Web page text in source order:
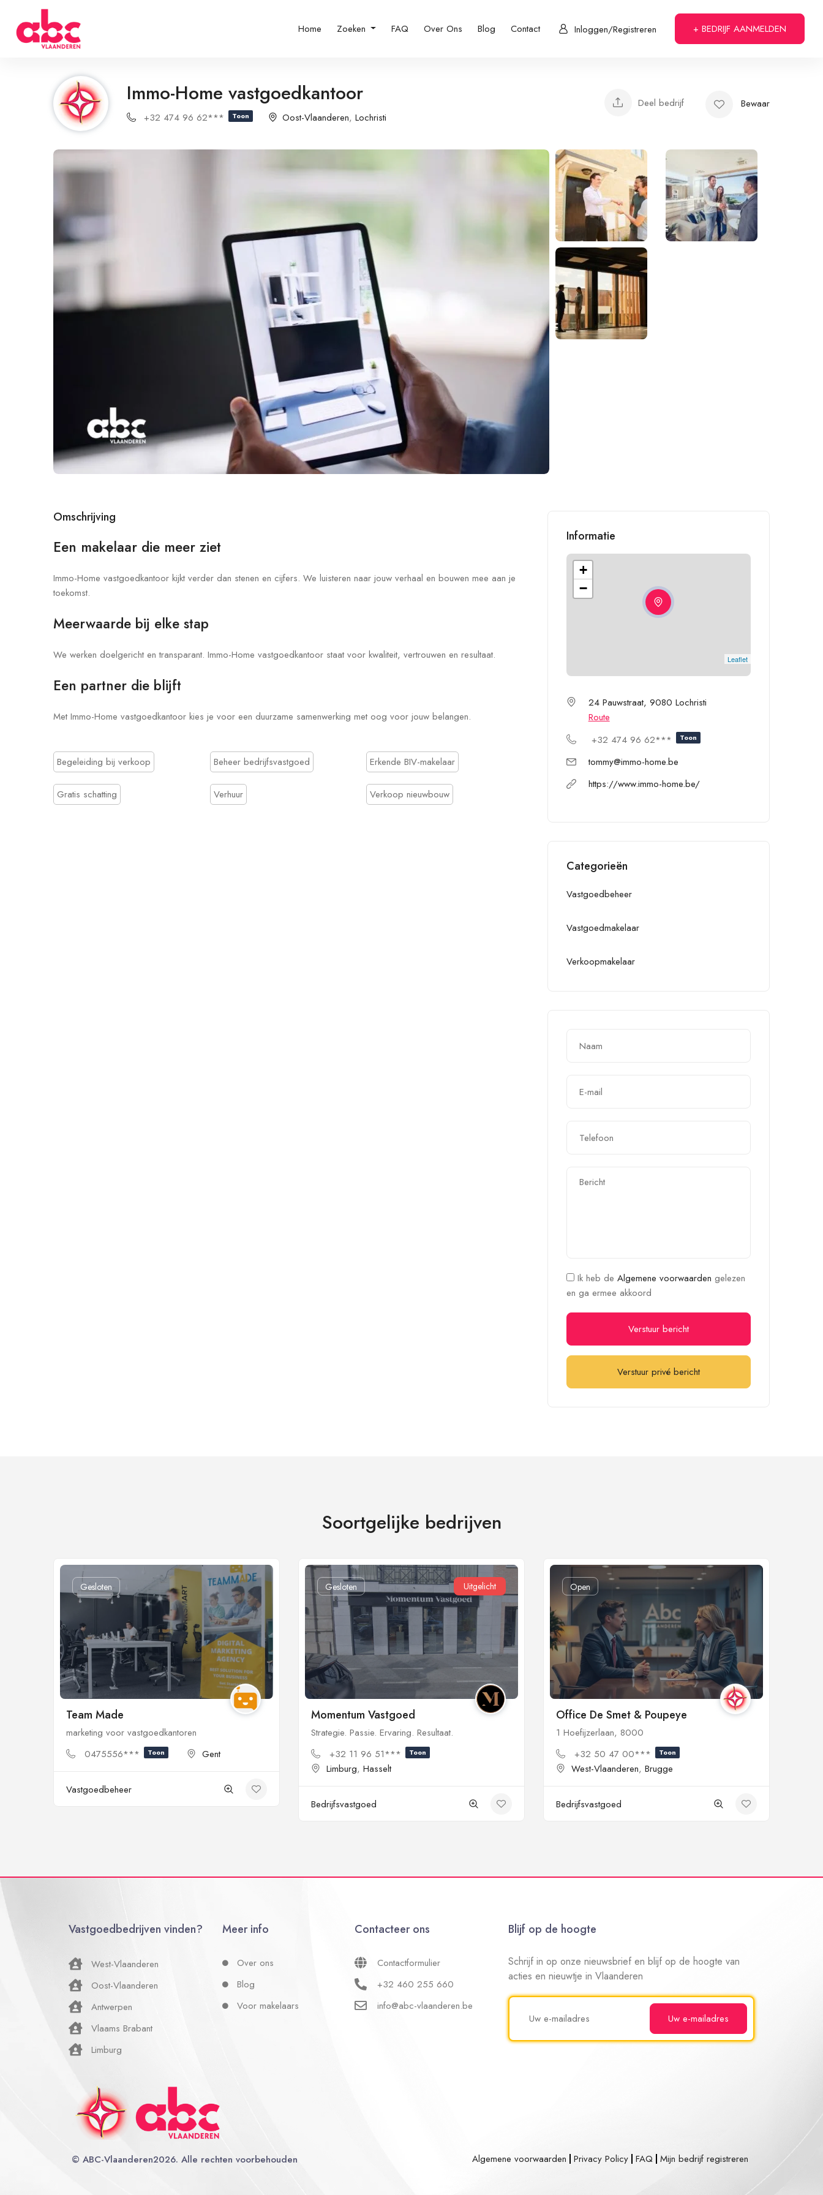
Home Zoeken FAQ Over Ons Blog Contact Inloggen/Registreren + BEDRIJF AANMELDEN
Immo-Home vastgoedkantoor
+32 474 96 62*** Toon Oost-Vlaanderen, Lochristi
Deel bedrijf Bewaar
Omschrijving
Een makelaar die meer ziet
Immo-Home vastgoedkantoor kijkt verder dan stenen en cijfers. We luisteren naar jouw verhaal en bouwen mee aan je
toekomst.
Meerwaarde bij elke stap
We werken doelgericht en transparant. Immo-Home vastgoedkantoor staat voor kwaliteit, vertrouwen en resultaat.
Een partner die blijft
Met Immo-Home vastgoedkantoor kies je voor een duurzame samenwerking met oog voor jouw belangen.
Begeleiding bij verkoop Beheer bedrijfsvastgoed Erkende BIV-makelaar
Gratis schatting Verhuur Verkoop nieuwbouw
Informatie
+
−
Leaflet
24 Pauwstraat, 9080 Lochristi
Route
+32 474 96 62***
Toon
tommy@immo-home.be
https://www.immo-home.be/
Categorieën
Vastgoedbeheer
Vastgoedmakelaar
Verkoopmakelaar
Ik heb de Algemene voorwaarden gelezen
en ga ermee akkoord
Verstuur bericht
Verstuur privé bericht
Soortgelijke bedrijven
Gesloten
Team Made
marketing voor vastgoedkantoren
0475556***
Toon Gent
Vastgoedbeheer
Gesloten Uitgelicht
Momentum Vastgoed
Strategie. Passie. Ervaring. Resultaat.
+32 11 96 51***
Toon
Limburg, Hasselt
Bedrijfsvastgoed
Open
Office De Smet & Poupeye
1 Hoefijzerlaan, 8000
+32 50 47 00***
Toon
West-Vlaanderen, Brugge
Bedrijfsvastgoed
Vastgoedbedrijven vinden?
West-Vlaanderen
Oost-Vlaanderen
Antwerpen
Vlaams Brabant
Limburg
Meer info
Over ons
Blog
Voor makelaars
Contacteer ons
Contactformulier
+32 460 255 660
info@abc-vlaanderen.be
Blijf op de hoogte
Schrijf in op onze nieuwsbrief en blijf op de hoogte van
acties en nieuwtje in Vlaanderen
© ABC-Vlaanderen2026. Alle rechten voorbehouden Algemene voorwaarden Privacy Policy FAQ Mijn bedrijf registreren